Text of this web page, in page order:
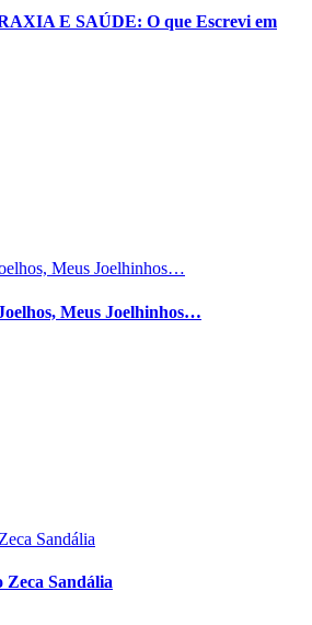
E SAÚDE: O que Escrevi em
Meus Joelhinhos…
Meus Joelhinhos…
Sandália
Sandália